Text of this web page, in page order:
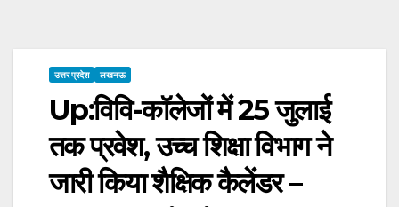
उत्तर प्रदेश लखनऊ
Up:विवि-कॉलेजों में 25 जुलाई
तक प्रवेश, उच्च शिक्षा विभाग ने
जारी किया शैक्षिक कैलेंडर –